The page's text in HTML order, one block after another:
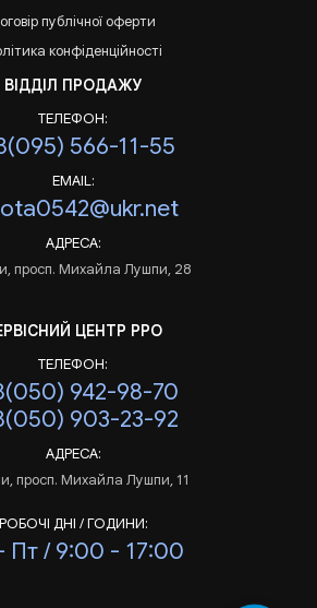
публічної оферти
конфіденційності
ВІДДІЛ ПРОДАЖУ
ТЕЛЕФОН:
566-11-55
EMAIL:
АДРЕСА:
просп. Михайла Лушпи, 28
ЦЕНТР РРО
ТЕЛЕФОН:
942-98-70
903-23-92
АДРЕСА:
просп. Михайла Лушпи, 11
РОБОЧІ ДНІ / ГОДИНИ:
Пт / 9:00 - 17:00